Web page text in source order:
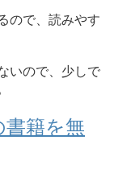
ので、読みやす
いので、少しで
籍を無